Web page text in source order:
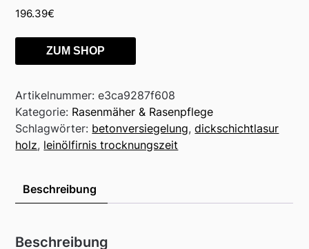
196.39€
ZUM SHOP
Artikelnummer:e3ca9287f608
Kategorie: Rasenmäher & Rasenpflege
Schlagwörter: betonversiegelung,dickschichtlasur
holz, leinölfirnis trocknungszeit
Beschreibung
Beschreibung